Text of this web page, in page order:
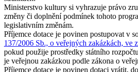
Ministerstvo kultury si vyhrazuje právo
změny či doplnění podmínek tohoto
legislativním změnám.
Příjemce dotace je povinen postupovat v
137/2006 Sb., o veřejných zakázkách, ve
pokud použije prostředky státního
je veřejnou zakázkou podle zákona o
Příjemce dotace je povinen dotaci vrátit,